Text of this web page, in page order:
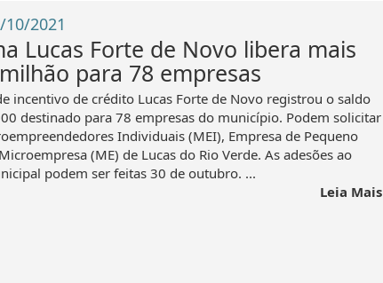
10/2021
Lucas Forte de Novo libera mais
para 78 empresas
incentivo de crédito Lucas Forte de Novo registrou o saldo
destinado para 78 empresas do município. Podem solicitar
Individuais (MEI), Empresa de Pequeno
(ME) de Lucas do Rio Verde. As adesões ao
podem ser feitas 30 de outubro. ...
Leia Mais